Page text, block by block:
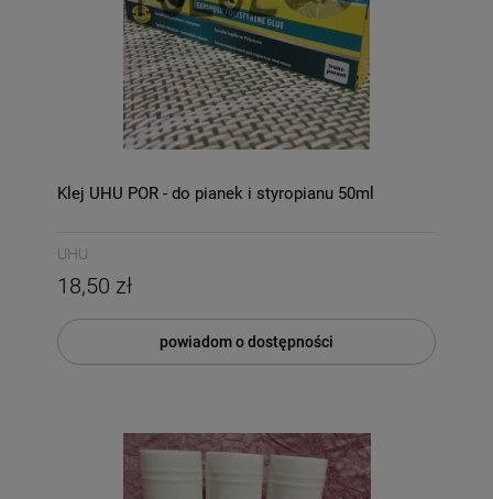
Klej UHU POR - do pianek i styropianu 50ml
UHU
18,50 zł
powiadom o dostępności